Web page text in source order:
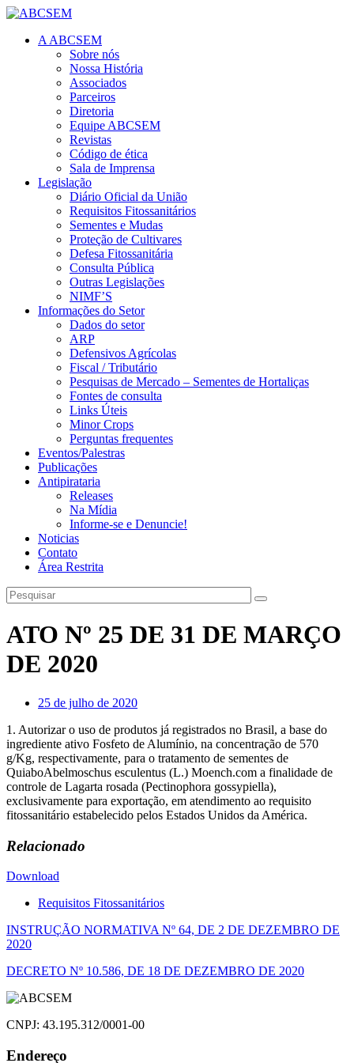
A ABCSEM
Sobre nós
Nossa História
Associados
Parceiros
Diretoria
Equipe ABCSEM
Revistas
Código de ética
Sala de Imprensa
Legislação
Diário Oficial da União
Requisitos Fitossanitários
Sementes e Mudas
Proteção de Cultivares
Defesa Fitossanitária
Consulta Pública
Outras Legislações
NIMF’S
Informações do Setor
Dados do setor
ARP
Defensivos Agrícolas
Fiscal / Tributário
Pesquisas de Mercado – Sementes de Hortaliças
Fontes de consulta
Links Úteis
Minor Crops
Perguntas frequentes
Eventos/Palestras
Publicações
Antipirataria
Releases
Na Mídia
Informe-se e Denuncie!
Noticias
Contato
Área Restrita
ATO Nº 25 DE 31 DE MARÇO
DE 2020
25 de julho de 2020
1. Autorizar o uso de produtos já registrados no Brasil, a base do
ingrediente ativo Fosfeto de Alumínio, na concentração de 570
g/Kg, respectivamente, para o tratamento de sementes de
QuiaboAbelmoschus esculentus (L.) Moench.com a finalidade de
controle de Lagarta rosada (Pectinophora gossypiella),
exclusivamente para exportação, em atendimento ao requisito
fitossanitário estabelecido pelos Estados Unidos da América.
Relacionado
Download
Requisitos Fitossanitários
Navegação
de
Post
INSTRUÇÃO NORMATIVA Nº 64, DE 2 DE DEZEMBRO DE
2020
DECRETO Nº 10.586, DE 18 DE DEZEMBRO DE 2020
CNPJ: 43.195.312/0001-00
Endereço